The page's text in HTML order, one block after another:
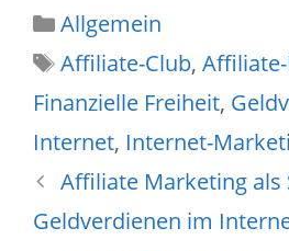
Allgemein
Affiliate-Club,
Finanzielle Freiheit,
Internet, Internet-
Affiliate Marketing als
Geldverdienen im